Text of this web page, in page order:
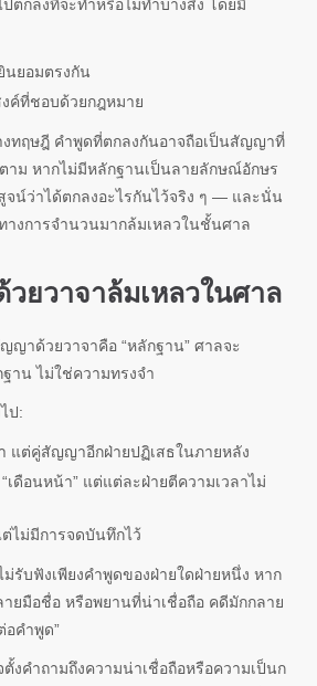
ตกลงที่จะทำหรือไม่ทำบางสิ่ง โดยมี
นยอมตรงกัน
ค์ที่ชอบด้วยกฎหมาย
ทฤษฎี คำพูดที่ตกลงกันอาจถือเป็นสัญญาที่
าม หากไม่มีหลักฐานเป็นลายลักษณ์อักษร
จน์ว่าได้ตกลงอะไรกันไว้จริง ๆ — และนั่น
างการจำนวนมากล้มเหลวในชั้นศาล
วยวาจาล้มเหลวในศาล
าด้วยวาจาคือ “หลักฐาน” ศาลจะ
าน ไม่ใช่ความทรงจำ
ป:
แต่คู่สัญญาอีกฝ่ายปฏิเสธในภายหลัง
ดือนหน้า” แต่แต่ละฝ่ายตีความเวลาไม่
ไม่มีการจดบันทึกไว้
รับฟังเพียงคำพูดของฝ่ายใดฝ่ายหนึ่ง หาก
ายมือชื่อ หรือพยานที่น่าเชื่อถือ คดีมักกลาย
อคำพูด”
งคำถามถึงความน่าเชื่อถือหรือความเป็นก